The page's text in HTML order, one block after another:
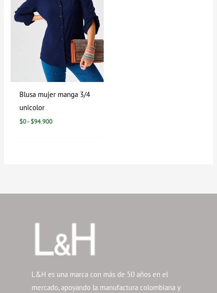
Blusa mujer manga 3/4
unicolor
$0- $94.900
L&H es una marca con más de 50 años en el
mercado, apoyando la manufactura colombiana y